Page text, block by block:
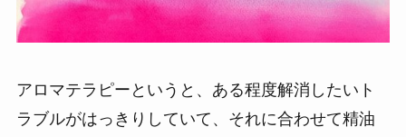
アロマテラピーというと、ある程度解消したいト
ラブルがはっきりしていて、それに合わせて精油